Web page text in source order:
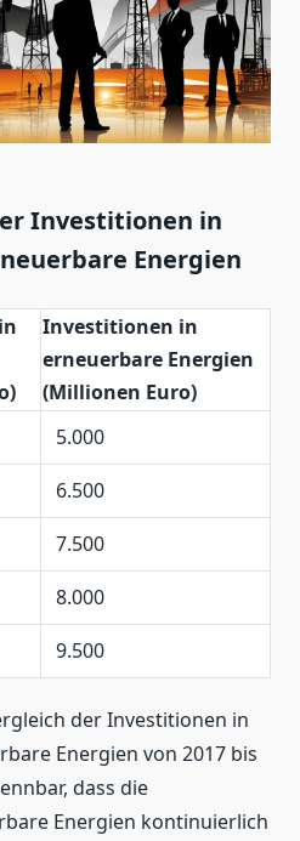
Investitionen in
Energien
Investitionen in
erneuerbare Energien
(Millionen Euro)
5.000
6.500
7.500
8.000
9.500
der Investitionen in
Energien von 2017 bis
dass die
Energien kontinuierlich